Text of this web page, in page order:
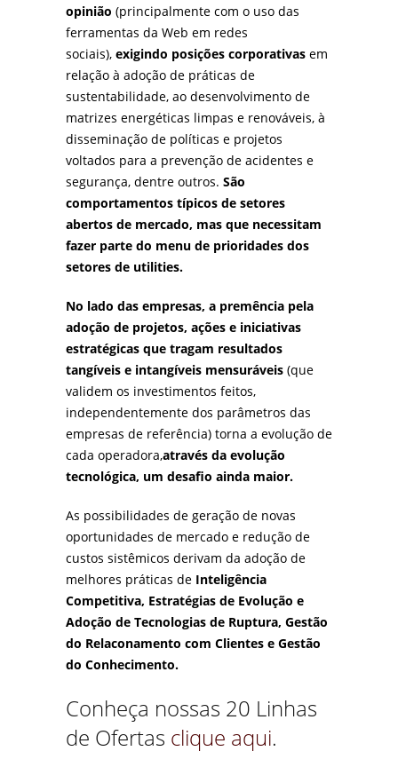
opinião (principalmente com o uso das
ferramentas da Web em redes
sociais), exigindo posições corporativas em
relação à adoção de práticas de
sustentabilidade, ao desenvolvimento de
matrizes energéticas limpas e renováveis, à
disseminação de políticas e projetos
voltados para a prevenção de acidentes e
segurança, dentre outros. São
comportamentos típicos de setores
abertos de mercado, mas que necessitam
fazer parte do menu de prioridades dos
setores de utilities.
No lado das empresas, a premência pela
adoção de projetos, ações e iniciativas
estratégicas que tragam resultados
tangíveis e intangíveis mensuráveis (que
validem os investimentos feitos,
independentemente dos parâmetros das
empresas de referência) torna a evolução de
cada operadora,através da evolução
tecnológica, um desafio ainda maior.
As possibilidades de geração de novas
oportunidades de mercado e redução de
custos sistêmicos derivam da adoção de
melhores práticas de Inteligência
Competitiva, Estratégias de Evolução e
Adoção de Tecnologias de Ruptura, Gestão
do Relaconamento com Clientes e Gestão
do Conhecimento.
Conheça nossas 20 Linhas
de Ofertas clique aqui.